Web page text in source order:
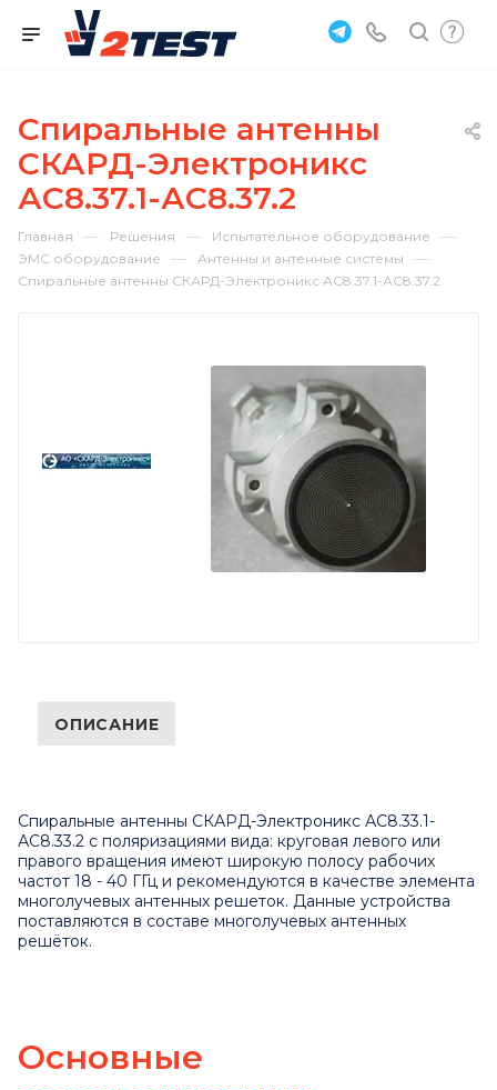
Спиральные антенны
СКАРД-Электроникс
АС8.37.1-АС8.37.2
Главная — Решения — Испытательное оборудование —
ЭМС оборудование — Антенны и антенные системы —
Спиральные антенны СКАРД-Электроникс АС8.37.1-АС8.37.2
ОПИСАНИЕ
Спиральные антенны СКАРД-Электроникс АС8.33.1-
АС8.33.2 с поляризациями вида: круговая левого или
правого вращения имеют широкую полосу рабочих
частот 18 - 40 ГГц и рекомендуются в качестве элемента
многолучевых антенных решеток. Данные устройства
поставляются в составе многолучевых антенных
решёток.
Основные